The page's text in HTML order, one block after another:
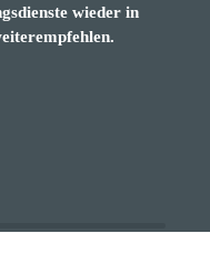
wieder in